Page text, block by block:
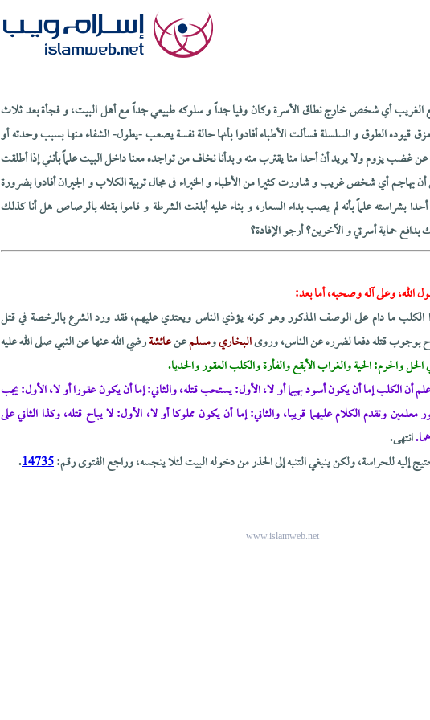
أي شخص خارج نطاق الأسرة وكان وفيا جداً و سلوكه طبيعي جداً مع أهل البيت، و فجأة بعد ثلاث
قيوده الطوق و السلسلة فسألت الأطباء أفادوا بأنها حالة نفسة يصعب -يطول- الشفاء منها بسبب وحدته أو
غضب يزوم ولا يريد أن أحدا منا يقترب منه و بدأنا نخاف من تواجده معنا داخل البيت علماً بأنني إذا أطلقت
يهاجم أي شخص غريب و شاورت كثيرا من الأطباء و الخبراء فى مجال تربية الكلاب و الجيران أفادوا بضرورة
بشراسته علماً بأنه لم يصب بداء السعار، و بناء عليه أبلغت الشرطة و قاموا بقتله بالرصاص هل أنا كذلك
حماية أسرتي و الآخرين؟ أرجو الإفادة؟
الله، وعلى آله وصحبه، أما بعد:
ما دام على الوصف المذكور وهو كونه يؤذي الناس ويعتدي عليهم، فقد ورد الشرع بالرخصة في قتل
بوجوب قتله دفعا لضرره عن الناس، وروىالبخاريومسلمعنعائشةرضي الله عنها عن النبي صلى الله عليه
والحرم: الحية والغراب الأبقع والفأرة والكلب العقور والحديا.
أن الكلب إما أن يكون أسود بهيما أو لا، الأول: يستحب قتله، والثاني: إما أن يكون عقورا أو لا، الأول: يجب
معلمين وتقدم الكلام عليهما قريبا،والثاني: إما أن يكون مملوكا أو لا، الأول: لا يباح قتله، وكذا الثاني على
انتهى.
احتيج إليه للحراسة، ولكن ينبغي التنبه إلى الحذر من دخوله البيت لئلا ينجسه، وراجع الفتوى رقم:14735
.
www.islamweb.net